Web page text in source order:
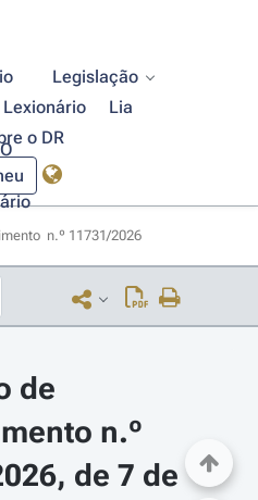
Legislação
Lexionário
Lia
o DR
O
n.º 11731/2026
de
n.º
de 7 de